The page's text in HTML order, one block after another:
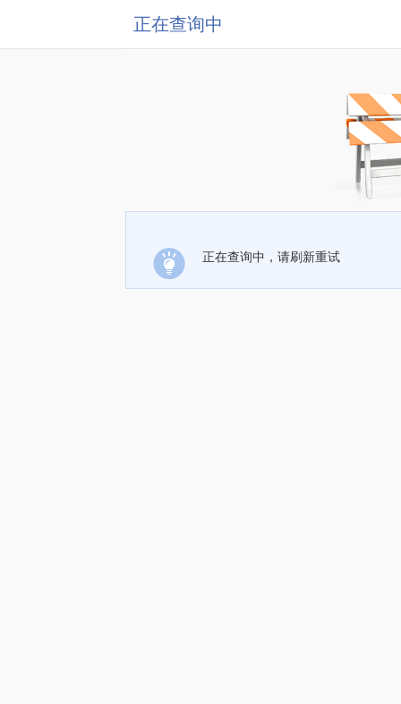
正在查询中
正在查询中，请刷新重试